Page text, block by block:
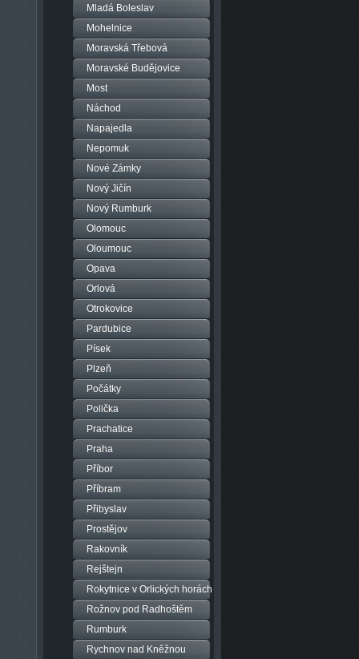
Mladá Boleslav
Mohelnice
Moravská Třebová
Moravské Budějovice
Most
Náchod
Napajedla
Nepomuk
Nové Zámky
Nový Jičín
Nový Rumburk
Olomouc
Oloumouc
Opava
Orlová
Otrokovice
Pardubice
Písek
Plzeň
Počátky
Polička
Prachatice
Praha
Příbor
Příbram
Přibyslav
Prostějov
Rakovník
Rejštejn
Rokytnice v Orlických horách
Rožnov pod Radhoštěm
Rumburk
Rychnov nad Kněžnou